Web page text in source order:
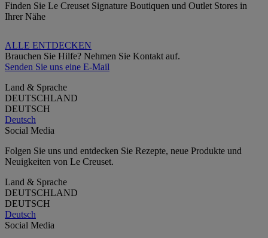
Finden Sie Le Creuset Signature Boutiquen und Outlet Stores in
Ihrer Nähe
ALLE ENTDECKEN
Brauchen Sie Hilfe? Nehmen Sie Kontakt auf.
Senden Sie uns eine E-Mail
Land & Sprache
DEUTSCHLAND
DEUTSCH
Deutsch
Social Media
Folgen Sie uns und entdecken Sie Rezepte, neue Produkte und
Neuigkeiten von Le Creuset.
Land & Sprache
DEUTSCHLAND
DEUTSCH
Deutsch
Social Media